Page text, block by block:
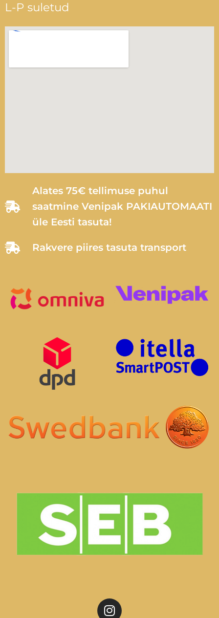
L-P suletud
Alates 75€ tellimuse puhul
saatmine Venipak PAKIAUTOMAATI
üle Eesti tasuta!
Rakvere piires tasuta transport